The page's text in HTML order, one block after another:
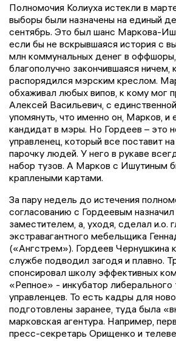
Полномочия Колиуха истекли в
выборы были назначены на единый
сентябрь. Это был шанс Маркова-
если бы не вскрывшаяся история с
млн коммунальных денег в оффшоры,
благополучно закончившаяся ничем,
распорядился мэрским креслом.
обхаживал любых випов, к кому мог
Алексей Васильевич, с
упомянуть, что именно он, Марков, и
кандидат в мэры. Но Гордеев – это
управленец, который все поставит
парочку людей. У него в рукаве
набор тузов. А Марков с Ишутиным
краплеными картами.
За пару недель до истечения
согласованию с Гордеевым
заместителем, а, уходя, сделал и.о.
экстравагантного мебельщика
(«Ангстрем»). Гордеев Чернушкина
службе подводил загодя и плавно.
спонсировал школу эффективных
«Репное» - инкубатор
управленцев. То есть кадры для
подготовлены заранее, туда была
марковская агентура. Например,
пресс-секретарь Орищенко и